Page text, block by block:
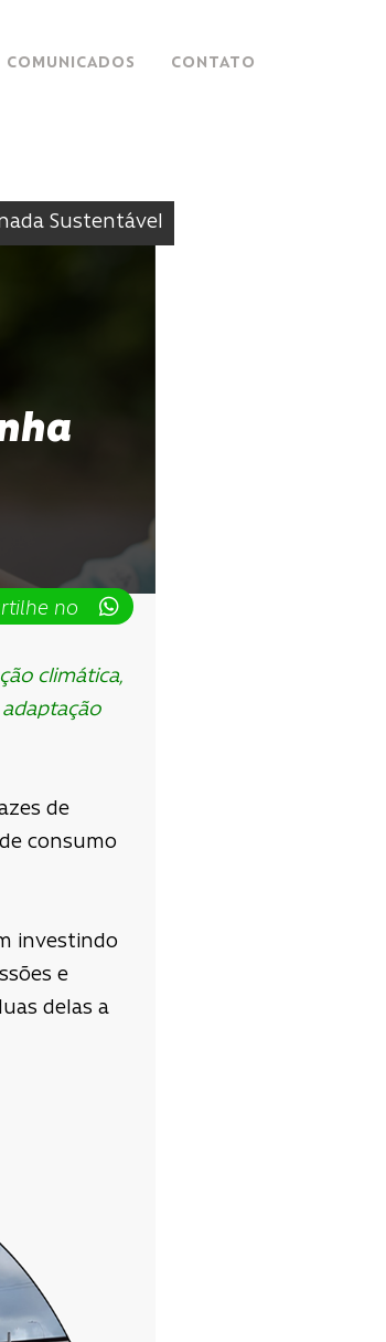
COMUNICADOS CONTATO
Sustentável
no
climática,
de
consumo
investindo
e
delas a